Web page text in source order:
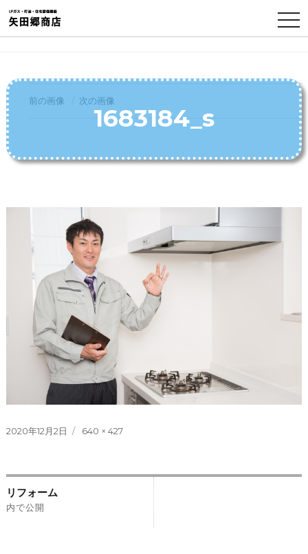
前の画像 次の画像
1683184_s
投
2020年12月2日
フ
イ
640 × 427
投
稿
リフォーム
内で公開